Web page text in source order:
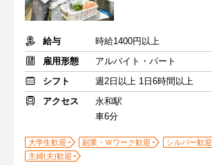
給与
時給1400円以上
雇用形態
アルバイト・パート
シフト
週2日以上 1日6時間以上
アクセス
永和駅
車6分
大学生歓迎 副業・Ｗワーク歓迎 シルバー歓迎
主婦(夫)歓迎